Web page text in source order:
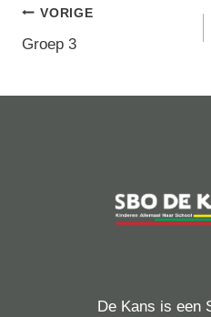
Berichtnavigatie
VORIGE
Groep 3
De Kans is een